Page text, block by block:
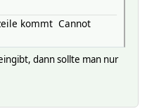
kommt Cannot
dann sollte man nur